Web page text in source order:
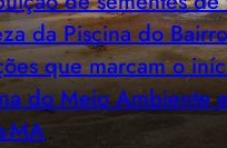
da Piscina do
que marcam o
do Meio Ambiente
MA